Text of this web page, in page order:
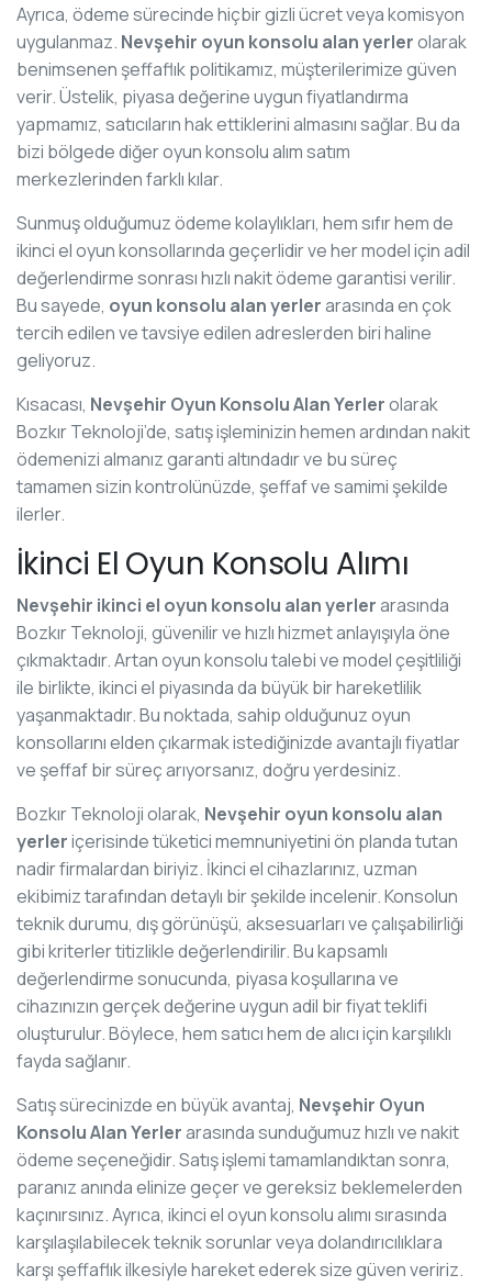
Ayrıca, ödeme sürecinde hiçbir gizli ücret veya komisyon
uygulanmaz. Nevşehir oyun konsolu alan yerlerolarak
benimsenen şeffaflık politikamız, müşterilerimize güven
verir. Üstelik, piyasa değerine uygun fiyatlandırma
yapmamız, satıcıların hak ettiklerini almasını sağlar. Bu da
bizi bölgede diğer oyun konsolu alım satım
merkezlerinden farklı kılar.
Sunmuş olduğumuz ödeme kolaylıkları, hem sıfır hem de
ikinci el oyun konsollarında geçerlidir ve her model için adil
değerlendirme sonrası hızlı nakit ödeme garantisi verilir.
Bu sayede, oyun konsolu alan yerlerarasında en çok
tercih edilen ve tavsiye edilen adreslerden biri haline
geliyoruz.
Kısacası, Nevşehir Oyun Konsolu Alan Yerlerolarak
Bozkır Teknoloji’de, satış işleminizin hemen ardından nakit
ödemenizi almanız garanti altındadır ve bu süreç
tamamen sizin kontrolünüzde, şeffaf ve samimi şekilde
ilerler.
İkinci El Oyun Konsolu Alımı
Nevşehir ikinci el oyun konsolu alan yerlerarasında
Bozkır Teknoloji, güvenilir ve hızlı hizmet anlayışıyla öne
çıkmaktadır. Artan oyun konsolu talebi ve model çeşitliliği
ile birlikte, ikinci el piyasında da büyük bir hareketlilik
yaşanmaktadır. Bu noktada, sahip olduğunuz oyun
konsollarını elden çıkarmak istediğinizde avantajlı fiyatlar
ve şeffaf bir süreç arıyorsanız, doğru yerdesiniz.
Bozkır Teknoloji olarak, Nevşehir oyun konsolu alan
yerleriçerisinde tüketici memnuniyetini ön planda tutan
nadir firmalardan biriyiz. İkinci el cihazlarınız, uzman
ekibimiz tarafından detaylı bir şekilde incelenir. Konsolun
teknik durumu, dış görünüşü, aksesuarları ve çalışabilirliği
gibi kriterler titizlikle değerlendirilir. Bu kapsamlı
değerlendirme sonucunda, piyasa koşullarına ve
cihazınızın gerçek değerine uygun adil bir fiyat teklifi
oluşturulur. Böylece, hem satıcı hem de alıcı için karşılıklı
fayda sağlanır.
Satış sürecinizde en büyük avantaj, Nevşehir Oyun
Konsolu Alan Yerlerarasında sunduğumuz hızlı ve nakit
ödeme seçeneğidir. Satış işlemi tamamlandıktan sonra,
paranız anında elinize geçer ve gereksiz beklemelerden
kaçınırsınız. Ayrıca, ikinci el oyun konsolu alımı sırasında
karşılaşılabilecek teknik sorunlar veya dolandırıcılıklara
karşı şeffaflık ilkesiyle hareket ederek size güven veririz.